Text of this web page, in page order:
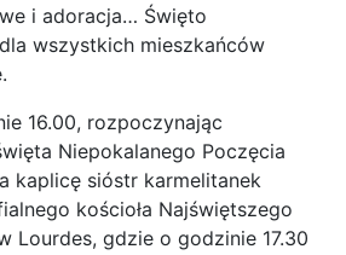
i adoracja… Święto
wszystkich mieszkańców
16.00, rozpoczynając
Niepokalanego Poczęcia
kaplicę sióstr karmelitanek
kościoła Najświętszego
Lourdes, gdzie o godzinie 17.30